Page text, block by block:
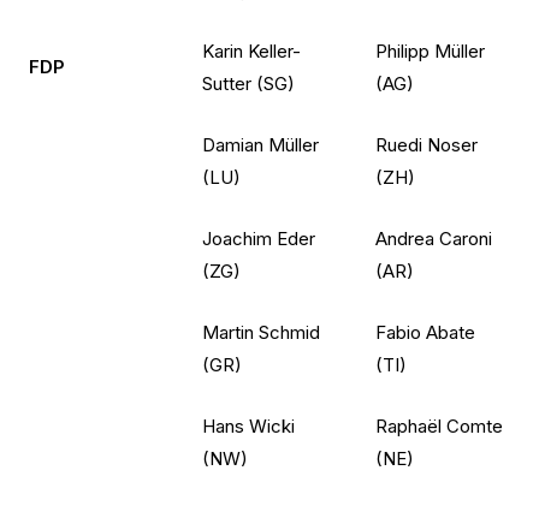
FDP
Karin Keller-
Sutter (SG)
Philipp Müller
(AG)
Damian Müller
(LU)
Ruedi Noser
(ZH)
Joachim Eder
(ZG)
Andrea Caroni
(AR)
Martin Schmid
(GR)
Fabio Abate
(TI)
Hans Wicki
(NW)
Raphaël Comte
(NE)